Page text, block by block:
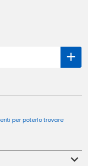
per poterlo trovare